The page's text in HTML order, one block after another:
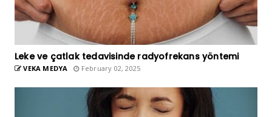
Leke ve çatlak tedavisinde radyofrekans yöntemi
VEKA MEDYA February 02, 2025